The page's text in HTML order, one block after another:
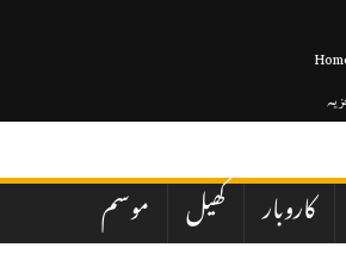
کاروبار کھیل موسم